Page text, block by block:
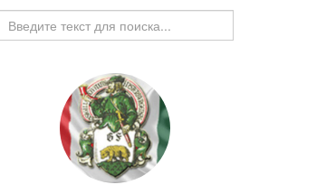
Искать...